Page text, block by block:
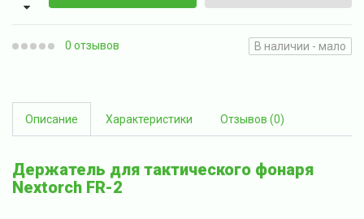
0 отзывов В наличии - мало
Описание Характеристики Отзывов (0)
Держатель для тактического фонаря
Nextorch FR-2